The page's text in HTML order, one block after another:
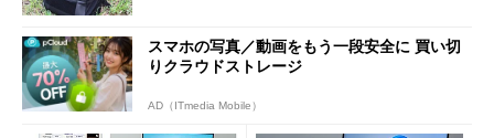
スマホの写真／動画をもう一段安全に 買い切
りクラウドストレージ
AD（ITmedia Mobile）